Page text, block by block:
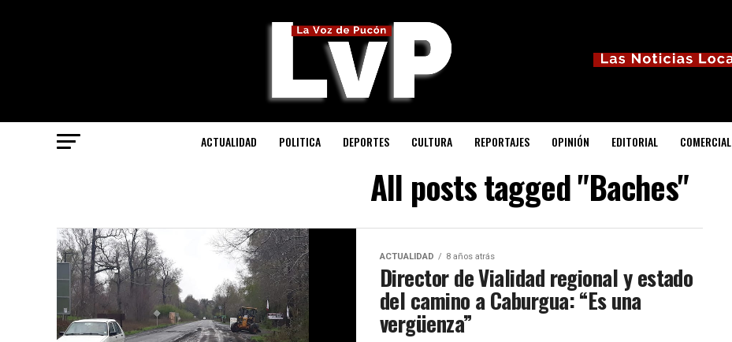
ACTUALIDAD POLITICA DEPORTES CULTURA REPORTAJES OPINIÓN EDITORIAL COMERCIAL
All posts tagged "Baches"
ACTUALIDAD 8 años atrás
Director de Vialidad regional y estado
del camino a Caburgua: “Es una
vergüenza”